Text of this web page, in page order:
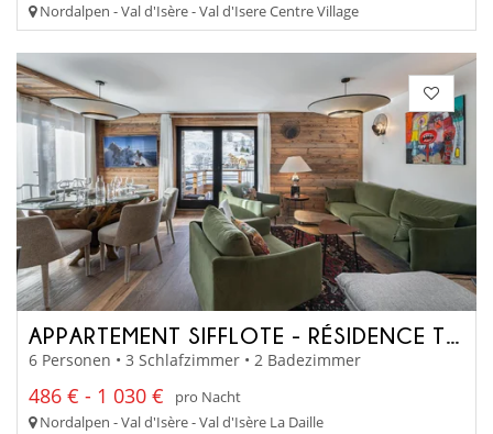
Nordalpen - Val d'Isère - Val d'Isere Centre Village
APPARTEMENT SIFFLOTE - RÉSIDENCE TOVIÈRE
6 Personen • 3 Schlafzimmer • 2 Badezimmer
486 € - 1 030 €
pro Nacht
Nordalpen - Val d'Isère - Val d'Isère La Daille